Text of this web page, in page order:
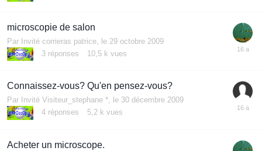
microscopie de salon
Par Invité corrieras patrice, le 29 octobre 2009
3 réponses 10,5 k vues
Connaissez-vous? Qu'en pensez-vous?
Par Invité Visiteur_stephane *, le 30 décembre 2009
4 réponses 5,2 k vues
Acheter un microscope.